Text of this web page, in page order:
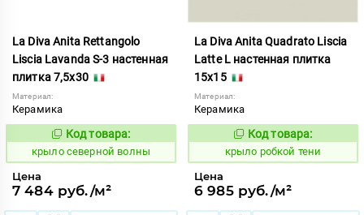
La Diva Anita Rettangolo
Liscia Lavanda S-3 настенная
плитка 7,5x30
Материал:
Керамика
838637
Код товара:
крыло северной волны
Цена
7 484 руб./м²
La Diva Anita Quadrato Liscia
Latte L настенная плитка
15x15
Материал:
Керамика
837978
Код товара:
крыло робкой тени
Цена
6 985 руб./м²